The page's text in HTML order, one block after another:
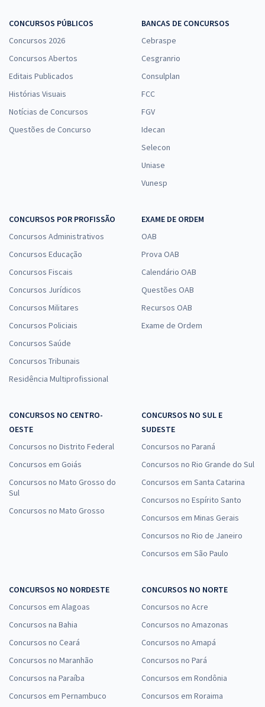
CONCURSOS PÚBLICOS
Concursos 2026
Concursos Abertos
Editais Publicados
Histórias Visuais
Notícias de Concursos
Questões de Concurso
BANCAS DE CONCURSOS
Cebraspe
Cesgranrio
Consulplan
FCC
FGV
Idecan
Selecon
Uniase
Vunesp
CONCURSOS POR PROFISSÃO
Concursos Administrativos
Concursos Educação
Concursos Fiscais
Concursos Jurídicos
Concursos Militares
Concursos Policiais
Concursos Saúde
Concursos Tribunais
Residência Multiprofissional
EXAME DE ORDEM
OAB
Prova OAB
Calendário OAB
Questões OAB
Recursos OAB
Exame de Ordem
CONCURSOS NO CENTRO-
OESTE
Concursos no Distrito Federal
Concursos em Goiás
Concursos no Mato Grosso do
Sul
Concursos no Mato Grosso
CONCURSOS NO SUL E
SUDESTE
Concursos no Paraná
Concursos no Rio Grande do Sul
Concursos em Santa Catarina
Concursos no Espírito Santo
Concursos em Minas Gerais
Concursos no Rio de Janeiro
Concursos em São Paulo
CONCURSOS NO NORDESTE
Concursos em Alagoas
Concursos na Bahia
Concursos no Ceará
Concursos no Maranhão
Concursos na Paraíba
Concursos em Pernambuco
CONCURSOS NO NORTE
Concursos no Acre
Concursos no Amazonas
Concursos no Amapá
Concursos no Pará
Concursos em Rondônia
Concursos em Roraima